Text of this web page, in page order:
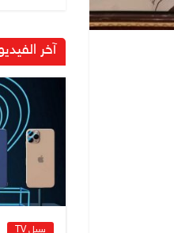
No Comment
آخر
سيل TV